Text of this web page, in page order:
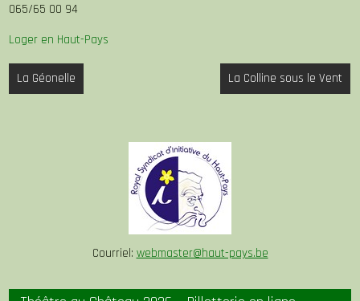
065/65 00 94
Loger en Haut-Pays
Navigation
de
La Géonelle La Colline sous le Vent
Courriel: webmaster@haut-pays.be